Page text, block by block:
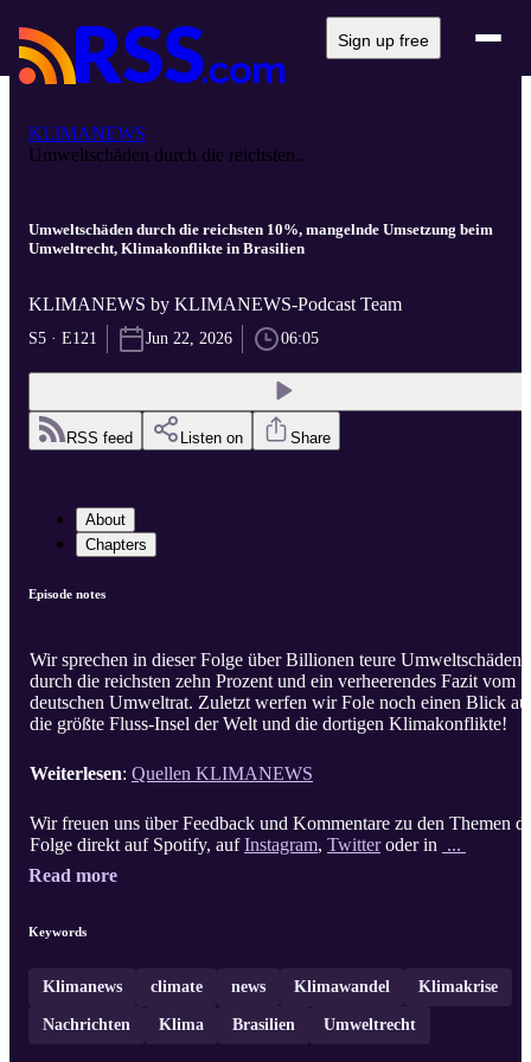
Sign up free
KLIMANEWS
Umweltschäden durch die reichsten...
Umweltschäden durch die reichsten 10%, mangelnde Umsetzung beim
Umweltrecht, Klimakonflikte in Brasilien
KLIMANEWS by KLIMANEWS-Podcast Team
S5 · E121 Jun 22, 2026 06:05
RSS feed Listen on Share
About
Chapters
Episode notes
Wir sprechen in dieser Folge über Billionen teure Umweltschäden
durch die reichsten zehn Prozent und ein verheerendes Fazit vom
deutschen Umweltrat. Zuletzt werfen wir Fole noch einen Blick
die größte Fluss-Insel der Welt und die dortigen Klimakonflikte!
Weiterlesen: Quellen KLIMANEWS
Wir freuen uns über Feedback und Kommentare zu den Themen
Folge direkt auf Spotify, aufInstagram, Twitteroder in ...
Read more
Keywords
Klimanews climate news Klimawandel Klimakrise
Nachrichten Klima Brasilien Umweltrecht